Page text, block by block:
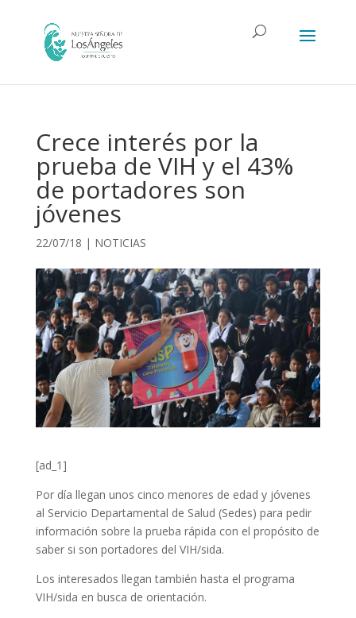
Crece interés por la
prueba de VIH y el 43%
de portadores son
jóvenes
22/07/18 | NOTICIAS
[ad_1]
Por día llegan unos cinco menores de edad y jóvenes
al Servicio Departamental de Salud (Sedes) para pedir
información sobre la prueba rápida con el propósito de
saber si son portadores del VIH/sida.
Los interesados llegan también hasta el programa
VIH/sida en busca de orientación.